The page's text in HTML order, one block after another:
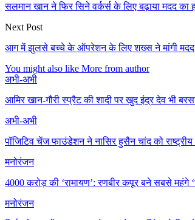
सलमान खान ने फिर सिने वर्कर्स के लिए बढ़ाया मदद
Next Post
आग में झुलसे बच्चे के ऑपरेशन के लिए शख्स ने मांगी
You might also like More from author
अभी-अभी
आमिर खान-गौरी स्प्रैट की शादी पर खुद इंद्र देव भी
अभी-अभी
पॉजिटिव चेंज फाउंडेशन ने नासिर हुसैन चांद को राष्ट्रीय
मनोरंजन
4000 करोड़ की ‘रामायण’: रणबीर कपूर बने सबसे महंगे
मनोरंजन